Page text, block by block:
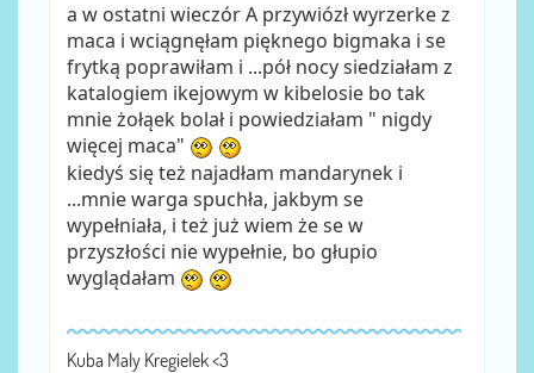
a w ostatni wieczór A przywiózł wyrzerke z
maca i wciągnęłam pięknego bigmaka i se
frytką poprawiłam i ...pół nocy siedziałam z
katalogiem ikejowym w kibelosie bo tak
mnie żołąek bolał i powiedziałam " nigdy
więcej maca"
kiedyś się też najadłam mandarynek i
...mnie warga spuchła, jakbym se
wypełniała, i też już wiem że se w
przyszłości nie wypełnie, bo głupio
wyglądałam
Kuba Maly Kregielek <3